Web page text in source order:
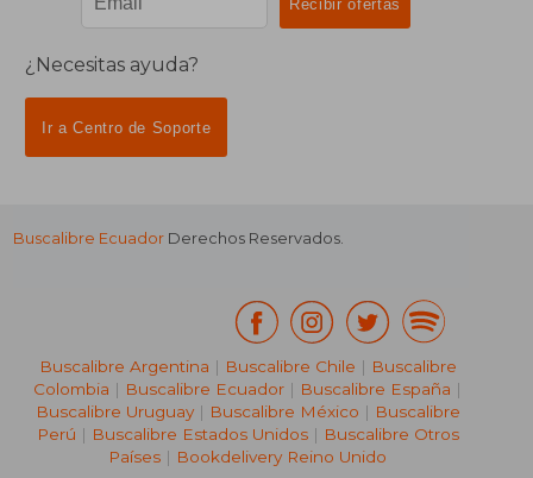
¿Necesitas ayuda?
Ir a Centro de Soporte
Buscalibre Ecuador Derechos Reservados.
Buscalibre Argentina | Buscalibre Chile | Buscalibre
Colombia | Buscalibre Ecuador | Buscalibre España |
Buscalibre Uruguay| Buscalibre México | Buscalibre
Perú | Buscalibre Estados Unidos| Buscalibre Otros
Países | Bookdelivery Reino Unido